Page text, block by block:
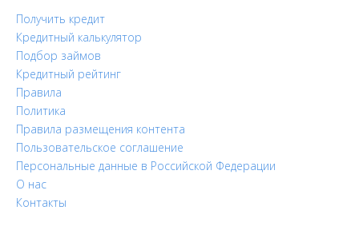
Получить кредит
Кредитный калькулятор
Подбор займов
Кредитный рейтинг
Правила
Политика
Правила размещения контента
Пользовательское соглашение
Персональные данные в Российской Федерации
О нас
Контакты